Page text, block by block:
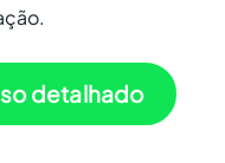
detalhado